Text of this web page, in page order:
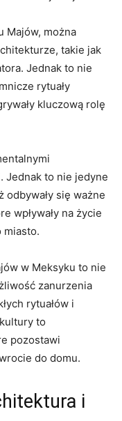
Majów, można
takie jak
Jednak to nie
rytuały
kluczową rolę
Jednak ‌to nie jedyne
się ważne
wpływały na życie
miasto.
w Meksyku to nie
zanurzenia
rytuałów i
‌to
pozostawi
do domu.
i